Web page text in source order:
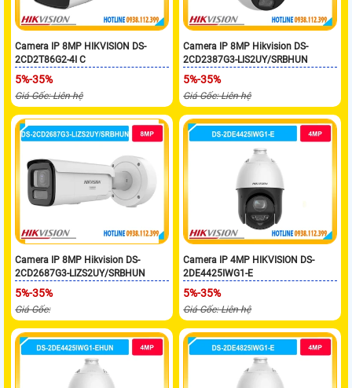
Camera IP 8MP HIKVISION DS-
2CD2T86G2-4I C
5%-35%
Giá Gốc: Liên hệ
Camera IP 8MP Hikvision DS-
2CD2387G3-LIS2UY/SRBHUN
5%-35%
Giá Gốc: Liên hệ
Camera IP 8MP Hikvision DS-
2CD2687G3-LIZS2UY/SRBHUN
5%-35%
Giá Gốc:
Camera IP 4MP HIKVISION DS-
2DE4425IWG1-E
5%-35%
Giá Gốc: Liên hệ